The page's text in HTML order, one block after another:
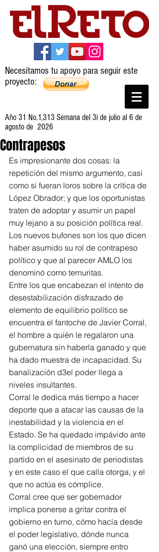
Necesitamos tu apoyo para seguir este
proyecto:
Año 31 No.1,313 Semana del 3i de julio al 6 de
agosto de 2026
Contrapesos
Es impresionante dos cosas: la
repetición del mismo argumento, casi
como si fueran loros sobre la crítica de
López Obrador; y que los oportunistas
traten de adoptar y asumir un papel
muy lejano a su posición política real.
Los nuevos bufones son los que dicen
haber asumido su rol de contrapeso
político y que al parecer AMLO los
denominó como ternuritas.
Entre los que encabezan el intento de
desestabilización disfrazado de
elemento de equilibrio político se
encuentra el fantoche de Javier Corral,
el hombre a quién le regalaron una
gubernatura sin haberla ganado y que
ha dado muestra de incapacidad. Su
banalización d3el poder llega a
niveles insultantes.
Corral le dedica más tiempo a hacer
deporte que a atacar las causas de la
inestabilidad y la violencia en el
Estado. Se ha quedado impávido ante
la complicidad de miembros de su
partido en el asesinato de periodistas
y en este caso el que calla otorga, y el
que no actúa es cómplice.
Corral cree que ser gobernador
implica ponerse a gritar contra el
gobierno en turno, cómo hacía desde
el poder legislativo, dónde nunca
ganó una elección, siempre entro